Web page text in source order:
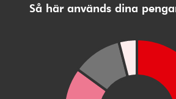
Så här används dina